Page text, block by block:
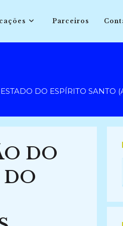
Parceiros
DO ESPÍRITO
DO